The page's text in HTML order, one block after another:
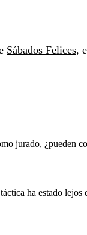
Sábados Felices,
jurado, ¿pueden
ha estado lejos